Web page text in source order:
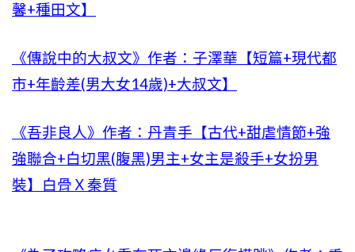
馨+種田文】
《傳說中的大叔文》作者：子澤華【短篇+現代都
市+年齡差(男大女14歲)+大叔文】
《吾非良人》作者：丹青手【古代+甜虐情節+強
強聯合+白切黑(腹黑)男主+女主是殺手+女扮男
裝】白骨Ｘ秦質